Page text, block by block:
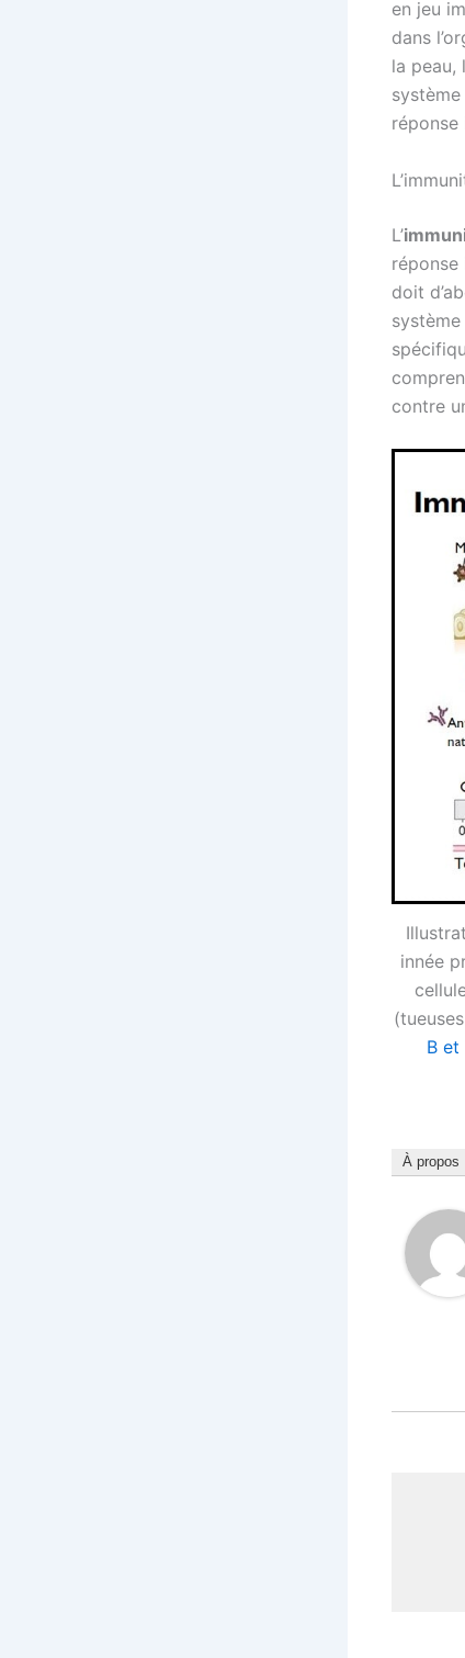
en jeu
dans
la peau,
réponse
L’
réponse
doit
contre
innée
B et
À propos